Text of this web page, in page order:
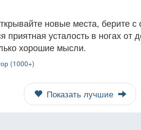
новые места, берите с
приятная усталость в ногах от
хорошие мысли.
(1000+)
Показать лучшие